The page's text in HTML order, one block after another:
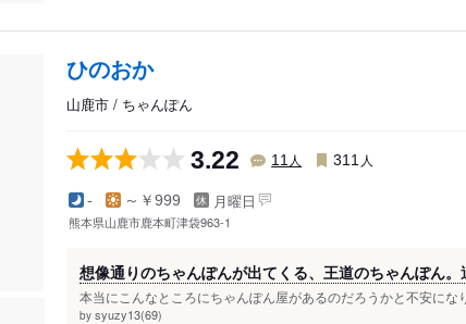
ひのおか
山鹿市 / ちゃんぽん
3.22 11 人 311 人
- ～￥999 月曜日
熊本県山鹿市鹿本町津袋963-1
想像通りのちゃんぽんが出てくる、王道のちゃんぽん。
本当にこんなところにちゃんぽん屋があるのだろうかと不安にな
by syuzy13(69)